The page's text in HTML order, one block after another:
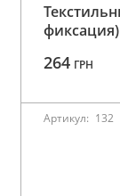
фиксация)
264 ГРН
Артикул: 132